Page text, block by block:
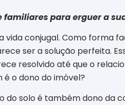
familiares para erguer a
conjugal. Como forma
ser a solução perfeita.
resolvido até que o
o dono do imóvel?
do solo é também dono da